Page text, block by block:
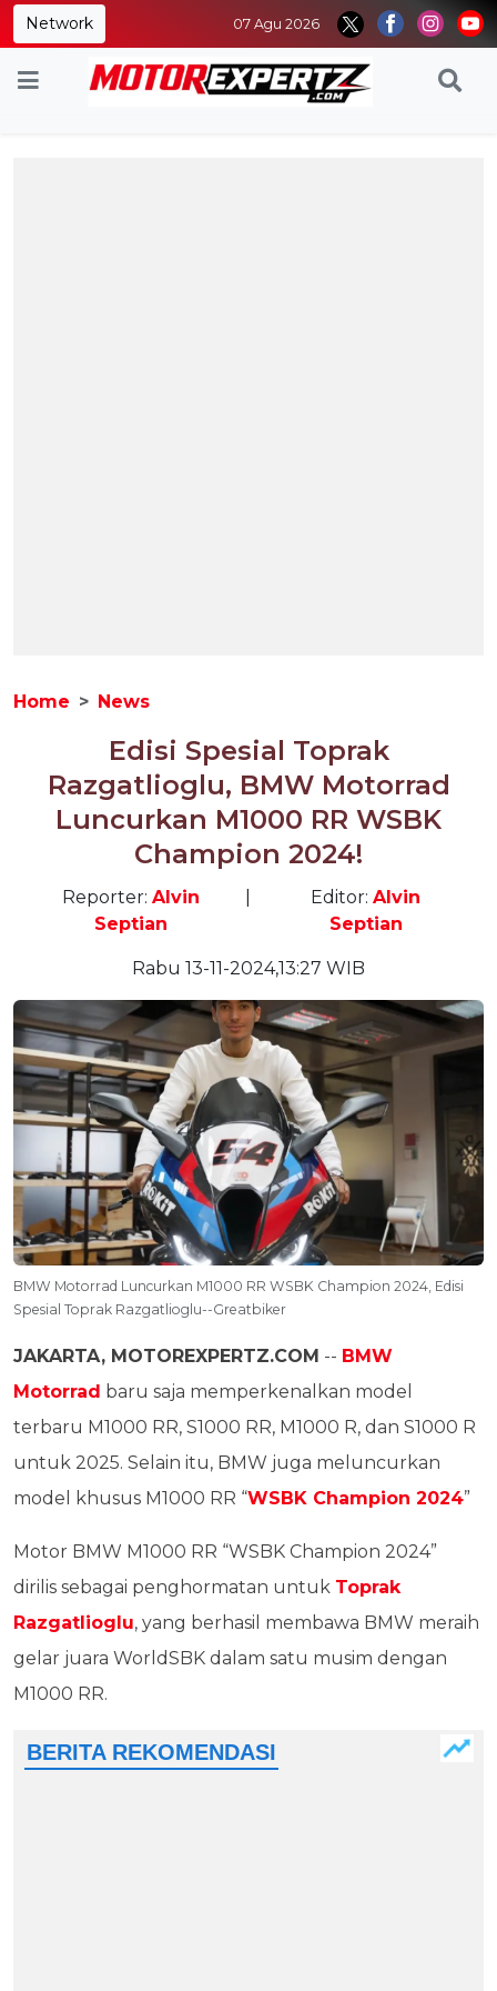
Network 07 Agu 2026
Home News
Edisi Spesial Toprak
Razgatlioglu, BMW Motorrad
Luncurkan M1000 RR WSBK
Champion 2024!
Reporter: Alvin
Septian
Editor:Alvin
Septian
Rabu 13-11-2024,13:27 WIB
BMW Motorrad Luncurkan M1000 RR WSBK Champion 2024, Edisi
Spesial Toprak Razgatlioglu--Greatbiker
JAKARTA, MOTOREXPERTZ.COM -- BMW
Motorrad baru saja memperkenalkan model
terbaru M1000 RR, S1000 RR, M1000 R, dan S1000 R
untuk 2025. Selain itu, BMW juga meluncurkan
model khusus M1000 RR “WSBK Champion 2024”
Motor BMW M1000 RR “WSBK Champion 2024”
dirilis sebagai penghormatan untuk Toprak
Razgatlioglu, yang berhasil membawa BMW meraih
gelar juara WorldSBK dalam satu musim dengan
M1000 RR.